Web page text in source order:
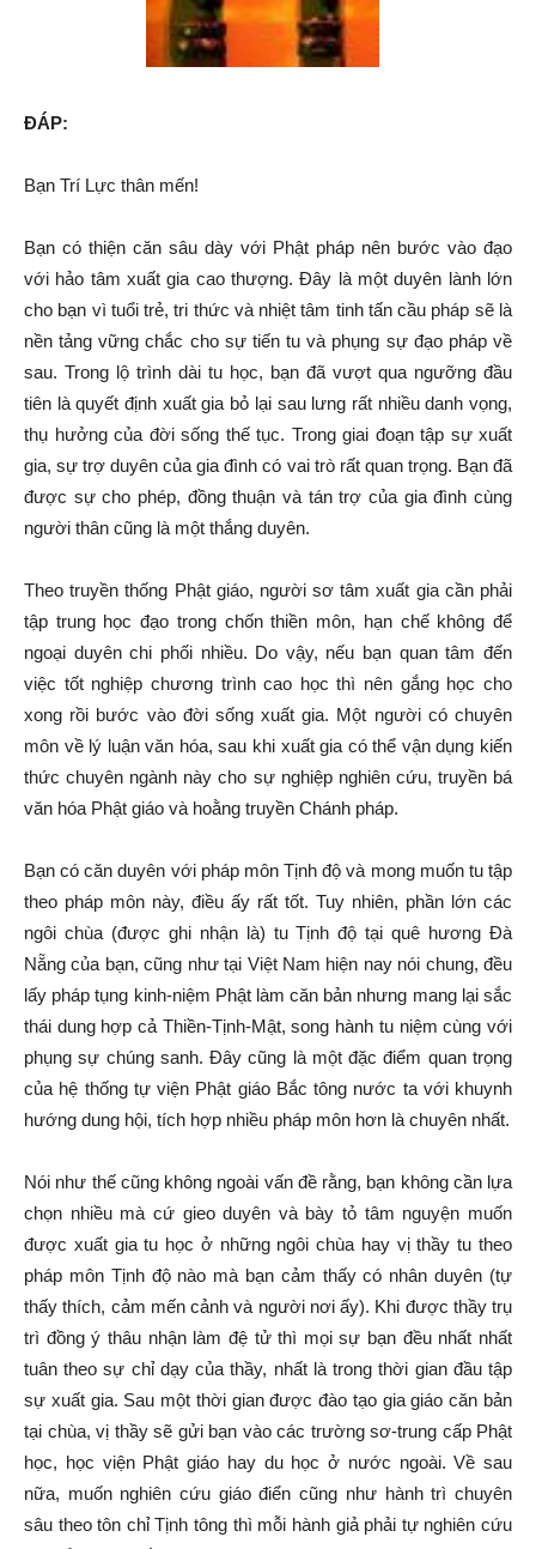
ĐÁP:
Bạn Trí Lực thân mến!
Bạn có thiện căn sâu dày với Phật pháp nên bước vào đạo
với hảo tâm xuất gia cao thượng. Đây là một duyên lành lớn
cho bạn vì tuổi trẻ, tri thức và nhiệt tâm tinh tấn cầu pháp sẽ là
nền tảng vững chắc cho sự tiến tu và phụng sự đạo pháp về
sau. Trong lộ trình dài tu học, bạn đã vượt qua ngưỡng đầu
tiên là quyết định xuất gia bỏ lại sau lưng rất nhiều danh vọng,
thụ hưởng của đời sống thế tục. Trong giai đoạn tập sự xuất
gia, sự trợ duyên của gia đình có vai trò rất quan trọng. Bạn đã
được sự cho phép, đồng thuận và tán trợ của gia đình cùng
người thân cũng là một thắng duyên.
Theo truyền thống Phật giáo, người sơ tâm xuất gia cần phải
tập trung học đạo trong chốn thiền môn, hạn chế không để
ngoại duyên chi phối nhiều. Do vậy, nếu bạn quan tâm đến
việc tốt nghiệp chương trình cao học thì nên gắng học cho
xong rồi bước vào đời sống xuất gia. Một người có chuyên
môn về lý luận văn hóa, sau khi xuất gia có thể vận dụng kiến
thức chuyên ngành này cho sự nghiệp nghiên cứu, truyền bá
văn hóa Phật giáo và hoằng truyền Chánh pháp.
Bạn có căn duyên với pháp môn Tịnh độ và mong muốn tu tập
theo pháp môn này, điều ấy rất tốt. Tuy nhiên, phần lớn các
ngôi chùa (được ghi nhận là) tu Tịnh độ tại quê hương Đà
Nẵng của bạn, cũng như tại Việt Nam hiện nay nói chung, đều
lấy pháp tụng kinh-niệm Phật làm căn bản nhưng mang lại sắc
thái dung hợp cả Thiền-Tịnh-Mật, song hành tu niệm cùng với
phụng sự chúng sanh. Đây cũng là một đặc điểm quan trọng
của hệ thống tự viện Phật giáo Bắc tông nước ta với khuynh
hướng dung hội, tích hợp nhiều pháp môn hơn là chuyên nhất.
Nói như thế cũng không ngoài vấn đề rằng, bạn không cần lựa
chọn nhiều mà cứ gieo duyên và bày tỏ tâm nguyện muốn
được xuất gia tu học ở những ngôi chùa hay vị thầy tu theo
pháp môn Tịnh độ nào mà bạn cảm thấy có nhân duyên (tự
thấy thích, cảm mến cảnh và người nơi ấy). Khi được thầy trụ
trì đồng ý thâu nhận làm đệ tử thì mọi sự bạn đều nhất nhất
tuân theo sự chỉ dạy của thầy, nhất là trong thời gian đầu tập
sự xuất gia. Sau một thời gian được đào tạo gia giáo căn bản
tại chùa, vị thầy sẽ gửi bạn vào các trường sơ-trung cấp Phật
học, học viện Phật giáo hay du học ở nước ngoài. Về sau
nữa, muốn nghiên cứu giáo điển cũng như hành trì chuyên
sâu theo tôn chỉ Tịnh tông thì mỗi hành giả phải tự nghiên cứu